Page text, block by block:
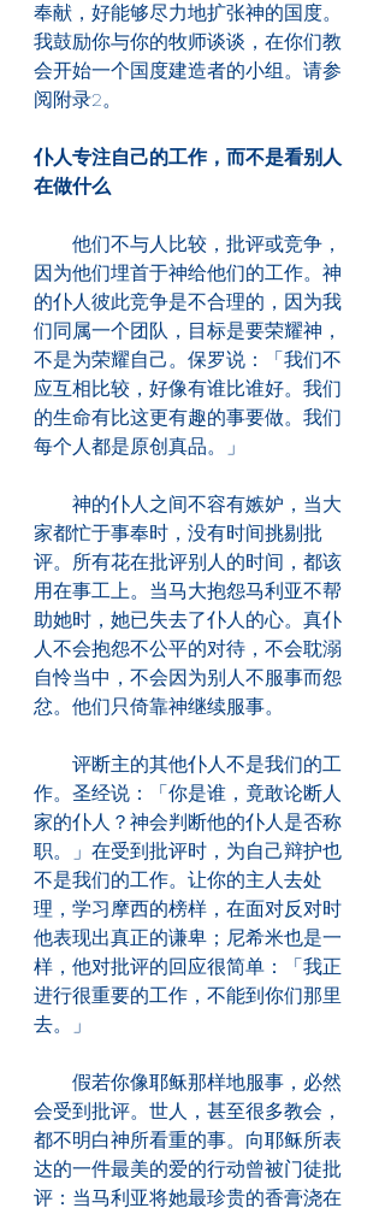
奉献，好能够尽力地扩张神的国度。
我鼓励你与你的牧师谈谈，在你们教
会开始一个国度建造者的小组。请参
阅附录2。
仆人专注自己的工作，而不是看别人
在做什么
他们不与人比较，批评或竞争，
因为他们埋首于神给他们的工作。神
的仆人彼此竞争是不合理的，因为我
们同属一个团队，目标是要荣耀神，
不是为荣耀自己。保罗说：「我们不
应互相比较，好像有谁比谁好。我们
的生命有比这更有趣的事要做。我们
每个人都是原创真品。」
神的仆人之间不容有嫉妒，当大
家都忙于事奉时，没有时间挑剔批
评。所有花在批评别人的时间，都该
用在事工上。当马大抱怨马利亚不帮
助她时，她已失去了仆人的心。真仆
人不会抱怨不公平的对待，不会耽溺
自怜当中，不会因为别人不服事而怨
忿。他们只倚靠神继续服事。
评断主的其他仆人不是我们的工
作。圣经说：「你是谁，竟敢论断人
家的仆人？神会判断他的仆人是否称
职。」在受到批评时，为自己辩护也
不是我们的工作。让你的主人去处
理，学习摩西的榜样，在面对反对时
他表现出真正的谦卑；尼希米也是一
样，他对批评的回应很简单：「我正
进行很重要的工作，不能到你们那里
去。」
假若你像耶稣那样地服事，必然
会受到批评。世人，甚至很多教会，
都不明白神所看重的事。向耶稣所表
达的一件最美的爱的行动曾被门徒批
评：当马利亚将她最珍贵的香膏浇在